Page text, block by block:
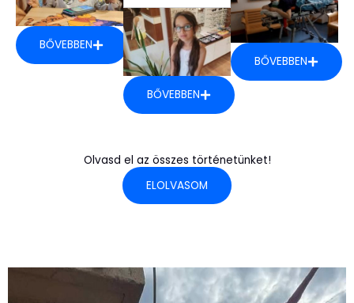
BŐVEBBEN
BŐVEBBEN
BŐVEBBEN
Olvasd el az összes történetünket!
ELOLVASOM